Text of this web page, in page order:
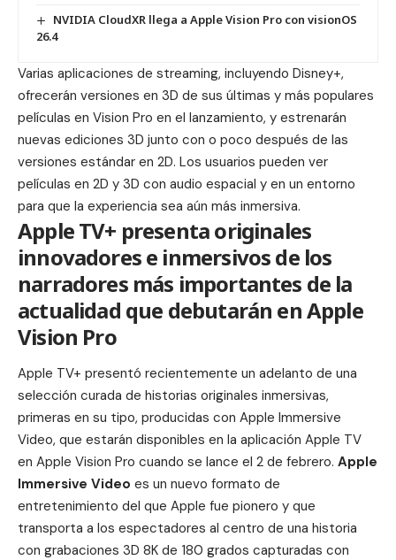
NVIDIA CloudXR llega a Apple Vision Pro con visionOS
26.4
Varias aplicaciones de streaming, incluyendo Disney+,
ofrecerán versiones en 3D de sus últimas y más populares
películas en Vision Pro en el lanzamiento, y estrenarán
nuevas ediciones 3D junto con o poco después de las
versiones estándar en 2D. Los usuarios pueden ver
películas en 2D y 3D con audio espacial y en un entorno
para que la experiencia sea aún más inmersiva.
Apple TV+ presenta originales
innovadores e inmersivos de los
narradores más importantes de la
actualidad que debutarán en Apple
Vision Pro
Apple TV+ presentó recientemente un adelanto de una
selección curada de historias originales inmersivas,
primeras en su tipo, producidas con Apple Immersive
Video, que estarán disponibles en la aplicación Apple TV
en Apple Vision Pro cuando se lance el 2 de febrero. Apple
Immersive Video es un nuevo formato de
entretenimiento del que Apple fue pionero y que
transporta a los espectadores al centro de una historia
con grabaciones 3D 8K de 180 grados capturadas con